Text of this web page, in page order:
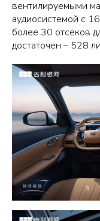
вентилируемыми
аудиосистемой с
более 30 отсеков
достаточен – 528